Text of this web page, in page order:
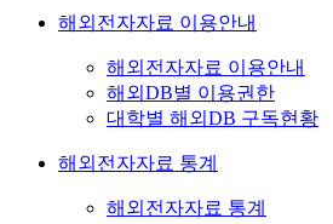
해외전자자료 이용안내
해외전자자료 이용안내
해외DB별 이용권한
대학별 해외DB 구독현황
해외전자자료 통계
해외전자자료 통계